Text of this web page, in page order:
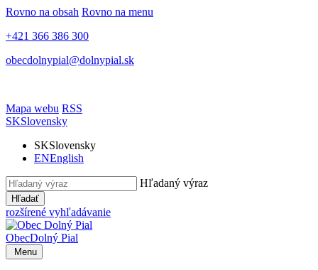
Rovno na obsah Rovno na menu
+421 366 386 300
obecdolnypial@dolnypial.sk
Mapa webu RSS
SKSlovensky
SKSlovensky
ENEnglish
Hľadaný výraz
Hľadať
rozšírené vyhľadávanie
ObecDolný Pial
Menu